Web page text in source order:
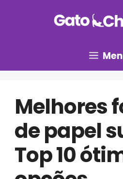
Melhores
de papel
Top 10